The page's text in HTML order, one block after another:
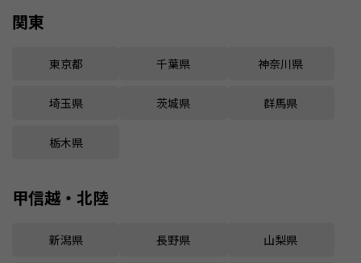
関東
東京都 千葉県 神奈川県
埼玉県 茨城県 群馬県
栃木県
甲信越・北陸
新潟県 長野県 山梨県